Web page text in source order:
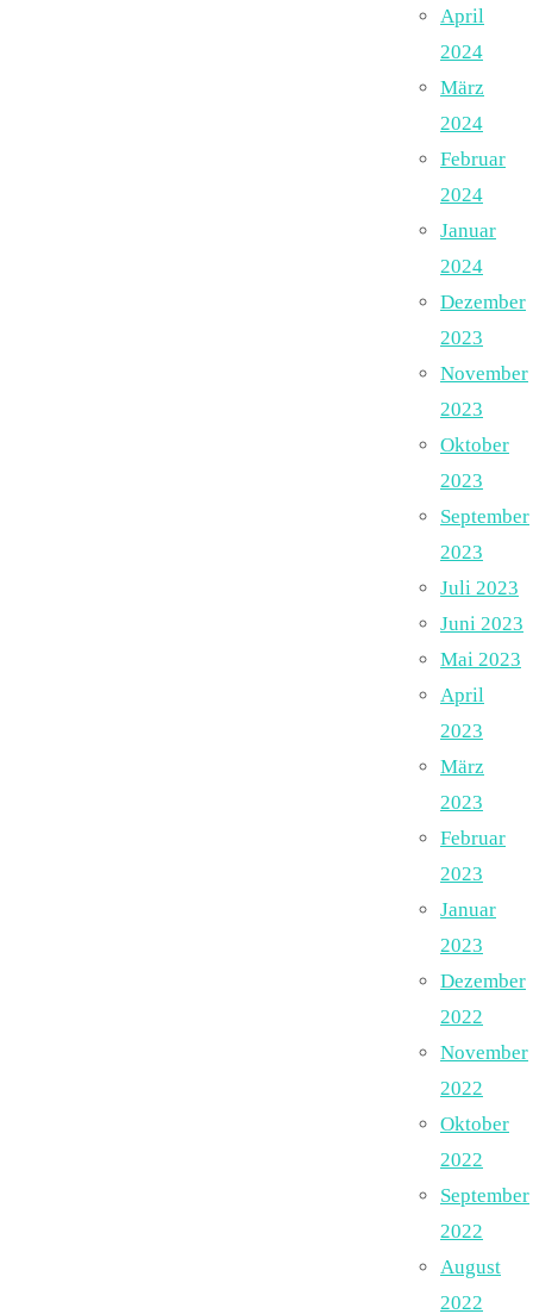
April
2024
März
2024
Februar
2024
Januar
2024
Dezember
2023
November
2023
Oktober
2023
September
2023
Juli 2023
Juni 2023
Mai 2023
April
2023
März
2023
Februar
2023
Januar
2023
Dezember
2022
November
2022
Oktober
2022
September
2022
August
2022